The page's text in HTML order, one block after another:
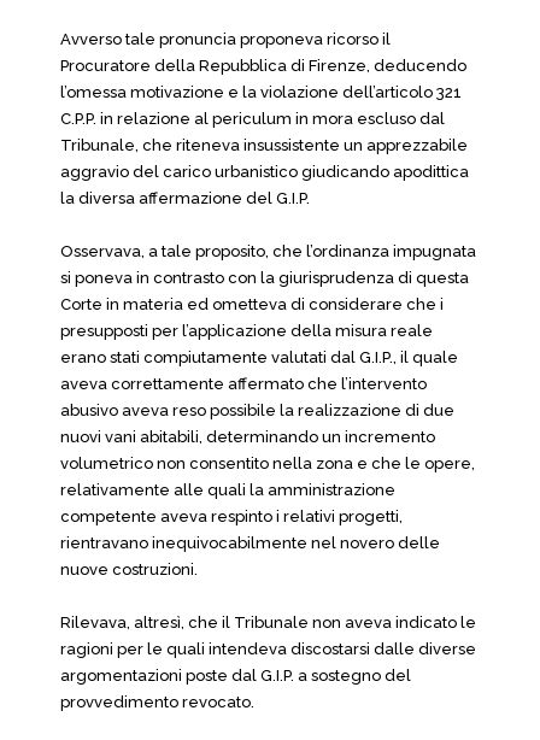
Avverso tale pronuncia proponeva ricorso il
Procuratore della Repubblica di Firenze, deducendo
l’omessa motivazione e la violazione dell’articolo 321
C.P.P. in relazione al periculum in mora escluso dal
Tribunale, che riteneva insussistente un apprezzabile
aggravio del carico urbanistico giudicando apodittica
la diversa affermazione del G.I.P.
Osservava, a tale proposito, che l’ordinanza impugnata
si poneva in contrasto con la giurisprudenza di questa
Corte in materia ed ometteva di considerare che i
presupposti per l’applicazione della misura reale
erano stati compiutamente valutati dal G.I.P., il quale
aveva correttamente affermato che l’intervento
abusivo aveva reso possibile la realizzazione di due
nuovi vani abitabili, determinando un incremento
volumetrico non consentito nella zona e che le opere,
relativamente alle quali la amministrazione
competente aveva respinto i relativi progetti,
rientravano inequivocabilmente nel novero delle
nuove costruzioni.
Rilevava, altresì, che il Tribunale non aveva indicato le
ragioni per le quali intendeva discostarsi dalle diverse
argomentazioni poste dal G.I.P. a sostegno del
provvedimento revocato.